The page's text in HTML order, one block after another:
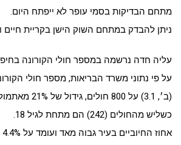
מתחם הבדיקות בסמי עופר לא ייפתח היום.
ניתן להבדק במתחם השוק הישן בקריית חיים
עליה חדה נרשמה במספר חולי הקורונה
על פי נתוני משרד הבריאות, מספר חולי
(ב׳, 3.1) על 800 חולים, גידול של 21% מאתמול.
כשליש מהחולים (242) הם מתחת לגיל 18.